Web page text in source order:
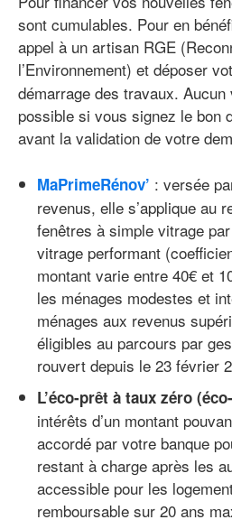
sont cumulables. Pour en
appel à un artisan RGE
l’Environnement) et déposer
démarrage des travaux. Aucun
possible si vous signez le bon
avant la validation de votre
MaPrimeRénov’ : versée
revenus, elle s’applique au
fenêtres à simple vitrage
vitrage performant
montant varie entre 40€ et
les ménages modestes et
ménages aux revenus
éligibles au parcours par
rouvert depuis le 23 février
L’éco-prêt à taux zéro
intérêts d’un montant
accordé par votre banque
restant à charge après les
accessible pour les
remboursable sur 20 ans